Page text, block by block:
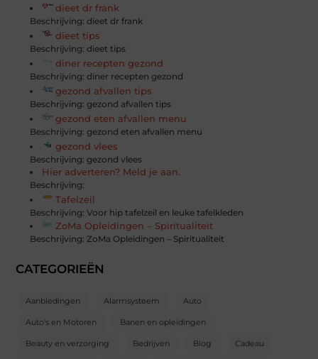
dieet dr frank
Beschrijving: dieet dr frank
dieet tips
Beschrijving: dieet tips
diner recepten gezond
Beschrijving: diner recepten gezond
gezond afvallen tips
Beschrijving: gezond afvallen tips
gezond eten afvallen menu
Beschrijving: gezond eten afvallen menu
gezond vlees
Beschrijving: gezond vlees
Hier adverteren? Meld je aan.
Beschrijving:
Tafelzeil
Beschrijving: Voor hip tafelzeil en leuke tafelkleden
ZoMa Opleidingen – Spiritualiteit
Beschrijving: ZoMa Opleidingen – Spiritualiteit
CATEGORIEËN
Aanbiedingen Alarmsysteem Auto
Auto's en Motoren Banen en opleidingen
Beauty en verzorging Bedrijven Blog Cadeau